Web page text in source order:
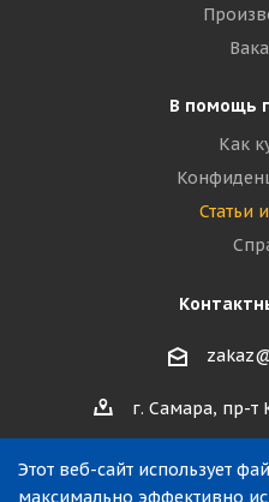
В помощь
Как
Статьи
г. Самара, пр-т
Этот веб-сайт использует
максимально эффективно